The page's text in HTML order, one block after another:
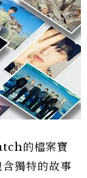
的檔案寶
獨特的故事